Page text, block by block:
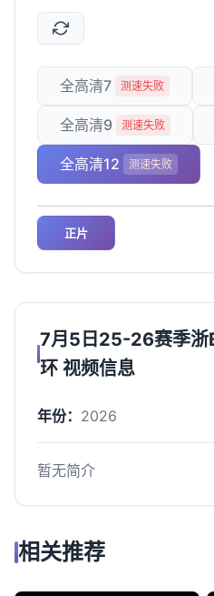
全高清7 测速失败
全高清9 测速失败
全高清12 测速失败
正片
7月5日25-26赛季浙
环 视频信息
年份： 2026
暂无简介
相关推荐